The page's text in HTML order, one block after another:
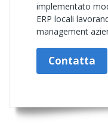
implementato
ERP locali
management
Contatta